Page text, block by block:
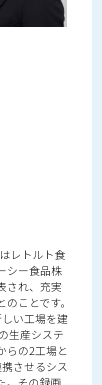
レトルト食
シー食品株
され、充実
ことです。
い工場を建
生産システ
らの2工場と
させるシス